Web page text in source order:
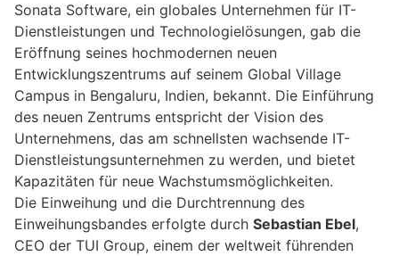
Sonata Software, ein globales Unternehmen für IT-
Dienstleistungen und Technologielösungen, gab die
Eröffnung seines hochmodernen neuen
Entwicklungszentrums auf seinem Global Village
Campus in Bengaluru, Indien, bekannt. Die Einführung
des neuen Zentrums entspricht der Vision des
Unternehmens, das am schnellsten wachsende IT-
Dienstleistungsunternehmen zu werden, und bietet
Kapazitäten für neue Wachstumsmöglichkeiten.
Die Einweihung und die Durchtrennung des
Einweihungsbandes erfolgte durch Sebastian Ebel,
CEO der TUI Group, einem der weltweit führenden